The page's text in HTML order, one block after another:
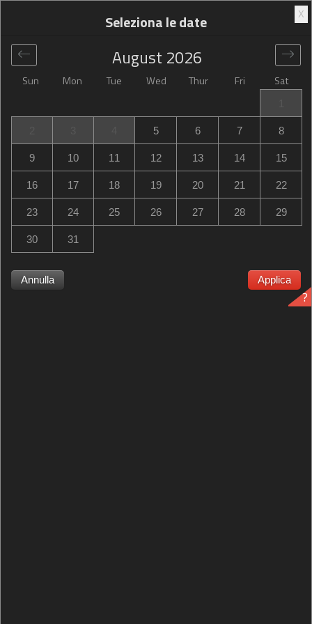
Globale France Bellerive-sur-Allier>
Campanile Vichy -
Campanile Vichy - Bellerive
74 Avenue De Vichy, Bellerive-sur-Allier, France
Campanile Vichy - Bellerive Campanile Vichy - Bellerive
X
Seleziona le date
Sun Mon Tue Wed Thur Fri Sat
August 2026
5 6 7 8
9 10 11 12 13 14 15
16 17 18 19 20 21 22
23 24 25 26 27 28 29
30 31
Annulla Applica
?